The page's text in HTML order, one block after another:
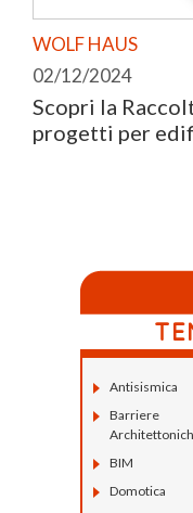
02/12/2024
Scopri la
progetti per